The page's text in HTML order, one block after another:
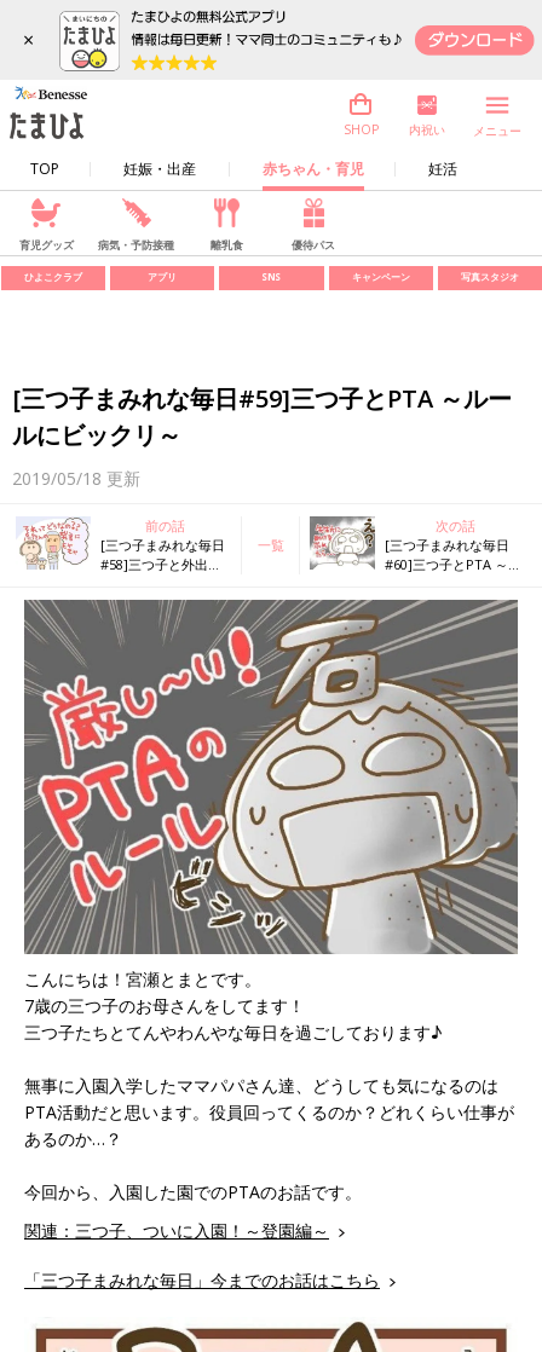
×
TOP 妊娠・出産 赤ちゃん・育児 妊活
SHOP 内祝い メニュー
育児グッズ 病気・予防接種 離乳食 優待パス
ひよこクラブ アプリ SNS キャンペーン 写真スタジオ
[三つ子まみれな毎日#59]三つ子とPTA ～ルー
ルにビックリ～
2019/05/18 更新
前の話
[三つ子まみれな毎日
#58]三つ子と外出。
んにモヤモヤ
一覧
次の話
[三つ子まみれな毎日
#60]三つ子とPTA ～先
こんにちは！宮瀬とまとです。
7歳の三つ子のお母さんをしてます！
三つ子たちとてんやわんやな毎日を過ごしております♪
無事に入園入学したママパパさん達、どうしても気になるのは
PTA活動だと思います。役員回ってくるのか？どれくらい仕事が
あるのか…？
今回から、入園した園でのPTAのお話です。
関連：三つ子、ついに入園！～登園編～
「三つ子まみれな毎日」今までのお話はこちら